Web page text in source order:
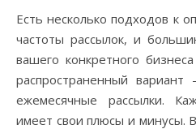
Есть несколько подходов к
частоты рассылок, и
вашего конкретного
распространенный
ежемесячные рассылки.
имеет свои плюсы и минусы.